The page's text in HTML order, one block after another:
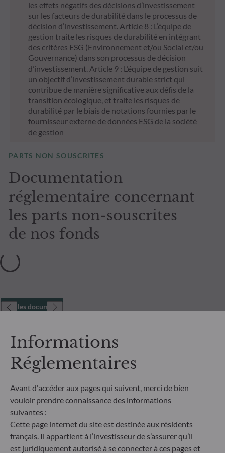
les effets négatifs des décisions d’investissement
sur les facteurs de durabilité dans le processus de
décision d’investissement. Article 8 : L’équipe de
gestion traite les risques de durabilité en intégrant
des critères ESG (Environnement et/ou Social et/ou
Gouvernance) dans son processus de décision
d’investissement. Article 9 : L’équipe de gestion suit
un objectif d’investissement durable strict qui
contribue de manière significative aux défis de la
transition écologique, et traite les risques de
durabilité par le biais de notations fournies par le
fournisseur externe de données ESG de la société
de gestion
PARTS NON SOUSCRITES
Documentation
réglementaire concernant
les parts non-souscrites
de nos fonds
Tous les documents
Informations
Réglementaires
Avant d'accéder aux pages qui suivent, merci de bien
vouloir prendre connaissance des informations
suivantes :
Cette page internet du site est destinée aux résidents
français. Il appartient à l’investisseur de s’assurer qu’il
est juridiquement autorisé à se connecter à ces pages et